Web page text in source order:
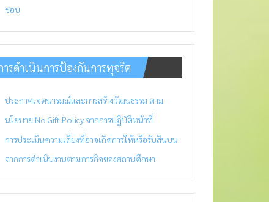
ชอบ
ารดำเนินการป้องกันการทุจริต
ประกาศเจตนารมณ์และการสร้างวัฒนธรรม ตาม
นโยบาย No Gift Policy จากการปฏิบัติหน้าที่
การประเมินความเสี่ยงที่อาจเกิดการให้หรือรับสินบน
จากการดำเนินงานตามภารกิจของสถานศึกษา